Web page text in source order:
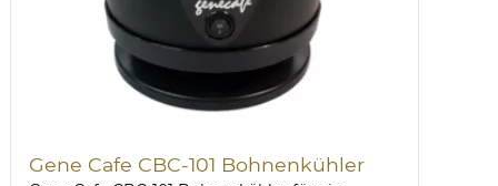
Gene Cafe CBC-101 Bohnenkühler